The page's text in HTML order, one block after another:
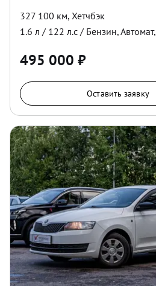
327 100 км, Хетчбэк
1.6 л / 122 л.с / Бензин,Автомат,
495 000 ₽
Оставить заявку